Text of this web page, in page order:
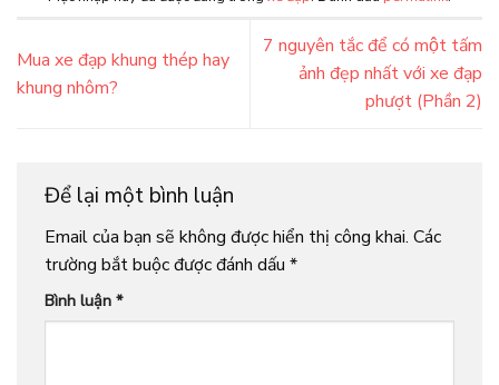
Mua xe đạp khung thép hay
khung nhôm?
7 nguyên tắc để có một tấm
ảnh đẹp nhất với xe đạp
phượt (Phần 2)
Để lại một bình luận
Email của bạn sẽ không được hiển thị công khai. Các
trường bắt buộc được đánh dấu *
Bình luận *